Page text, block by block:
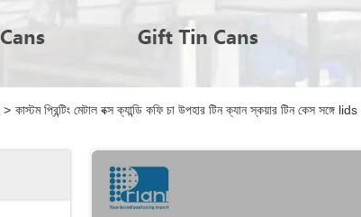
> কাস্টম প্রিন্টিং মেটাল বক্স ক্যান্ডি কফি চা উপহার টিন ক্যান স্কয়ার টিন কেস সঙ্গে lids